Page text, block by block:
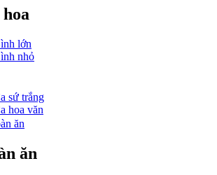
lớn
nhỏ
sứ trắng
hoa văn
ăn
ăn